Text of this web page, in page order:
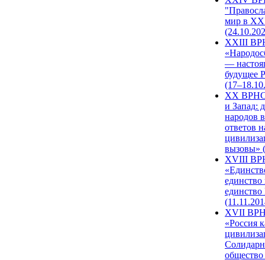
мир в
XXIII
—
будущее
XX ВРНС
и Запад:
народов
ответов
вызовы»
XVIII
единство
единство
XVII
«Россия